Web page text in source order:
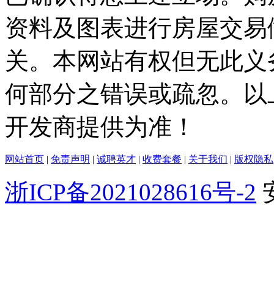
资料及图表进行房屋交
关。本网站有权但无此
何部分之错误或疏忽。
开发商提供为准！
网站首页 | 免责声明 | 诚聘英才 | 收费套餐 | 关于我们 | 版权隐私
浙ICP备2021028616号-2